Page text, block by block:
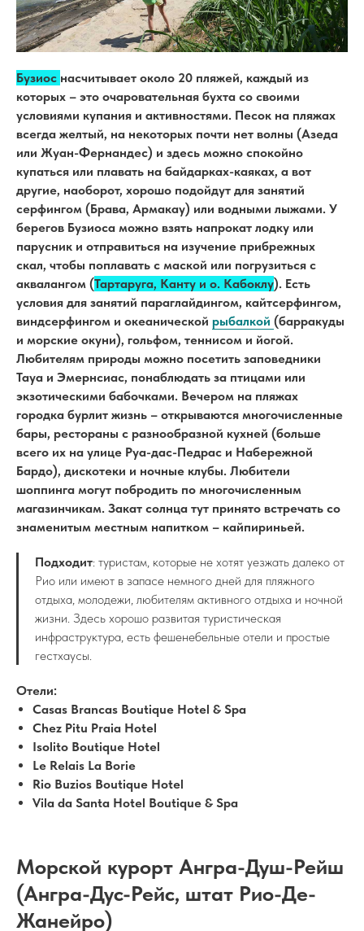
Бузиос насчитывает около 20 пляжей, каждый из
которых – это очаровательная бухта со своими
условиями купания и активностями. Песок на пляжах
всегда желтый, на некоторых почти нет волны (Азеда
или Жуан-Фернандес) и здесь можно спокойно
купаться или плавать на байдарках-каяках, а вот
другие, наоборот, хорошо подойдут для занятий
серфингом (Брава, Армакау) или водными лыжами. У
берегов Бузиоса можно взять напрокат лодку или
парусник и отправиться на изучение прибрежных
скал, чтобы поплавать с маской или погрузиться с
аквалангом (Тартаруга, Канту и о. Кабоклу). Есть
условия для занятий параглайдингом, кайтсерфингом,
виндсерфингом и океанической рыбалкой (барракуды
и морские окуни), гольфом, теннисом и йогой.
Любителям природы можно посетить заповедники
Тауа и Эмернсиас, понаблюдать за птицами или
экзотическими бабочками. Вечером на пляжах
городка бурлит жизнь – открываются многочисленные
бары, рестораны с разнообразной кухней (больше
всего их на улице Руа-дас-Педрас и Набережной
Бардо), дискотеки и ночные клубы. Любители
шоппинга могут побродить по многочисленным
магазинчикам. Закат солнца тут принято встречать со
знаменитым местным напитком – кайпириньей.
Подходит: туристам, которые не хотят уезжать далеко от
Рио или имеют в запасе немного дней для пляжного
отдыха, молодежи, любителям активного отдыха и ночной
жизни. Здесь хорошо развитая туристическая
инфраструктура, есть фешенебельные отели и простые
гестхаусы.
Отели:
Casas Brancas Boutique Hotel & Spa
Chez Pitu Praia Hotel
Isolito Boutique Hotel
Le Relais La Borie
Rio Buzios Boutique Hotel
Vila da Santa Hotel Boutique & Spa
Морской курорт Ангра-Душ-Рейш
(Ангра-Дус-Рейс, штат Рио-Де-
Жанейро)